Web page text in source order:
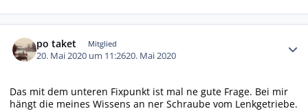
po taket Mitglied
20. Mai 2020 um 11:2620. Mai 2020
Das mit dem unteren Fixpunkt ist mal ne gute Frage. Bei mir
hängt die meines Wissens an ner Schraube vom Lenkgetriebe.